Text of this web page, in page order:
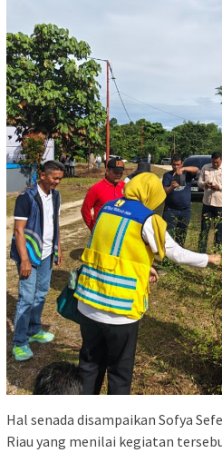
‎Hal senada disampaikan Sofya
Riau yang menilai kegiatan